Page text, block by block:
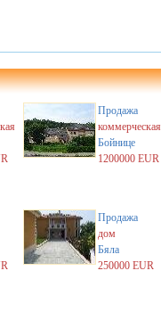
Продажа
коммерческая
Бойнице
1200000 EUR
Продажа
дом
Бяла
250000 EUR